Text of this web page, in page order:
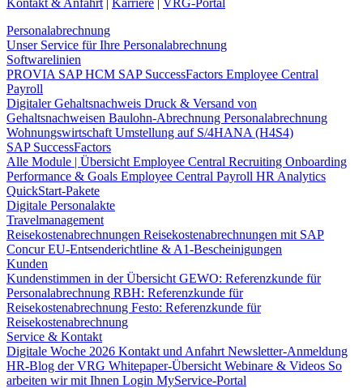
Kontakt & Anfahrt | Karriere | VRG-Portal
Personalabrechnung
Unser Service für Ihre Personalabrechnung
Softwarelinien
PROVIA SAP HCM SAP SuccessFactors Employee Central
Payroll
Digitaler Gehaltsnachweis Druck & Versand von
Gehaltsnachweisen Baulohn-Abrechnung Personalabrechnung
Wohnungswirtschaft Umstellung auf S/4HANA (H4S4)
SAP SuccessFactors
Alle Module | Übersicht Employee Central Recruiting Onboarding
Performance & Goals Employee Central Payroll HR Analytics
QuickStart-Pakete
Digitale Personalakte
Travelmanagement
Reisekostenabrechnungen Reisekostenabrechnungen mit SAP
ConcurEU-Entsenderichtline & A1-Bescheinigungen
Kunden
Kundenstimmen in der Übersicht GEWO: Referenzkunde für
Personalabrechnung RBH: Referenzkunde für
Reisekostenabrechnung Festo: Referenzkunde für
Reisekostenabrechnung
Service & Kontakt
Digitale Woche 2026 Kontakt und Anfahrt Newsletter-Anmeldung
HR-Blog der VRG Whitepaper-Übersicht Webinare & Videos So
arbeiten wir mit Ihnen Login MyService-Portal